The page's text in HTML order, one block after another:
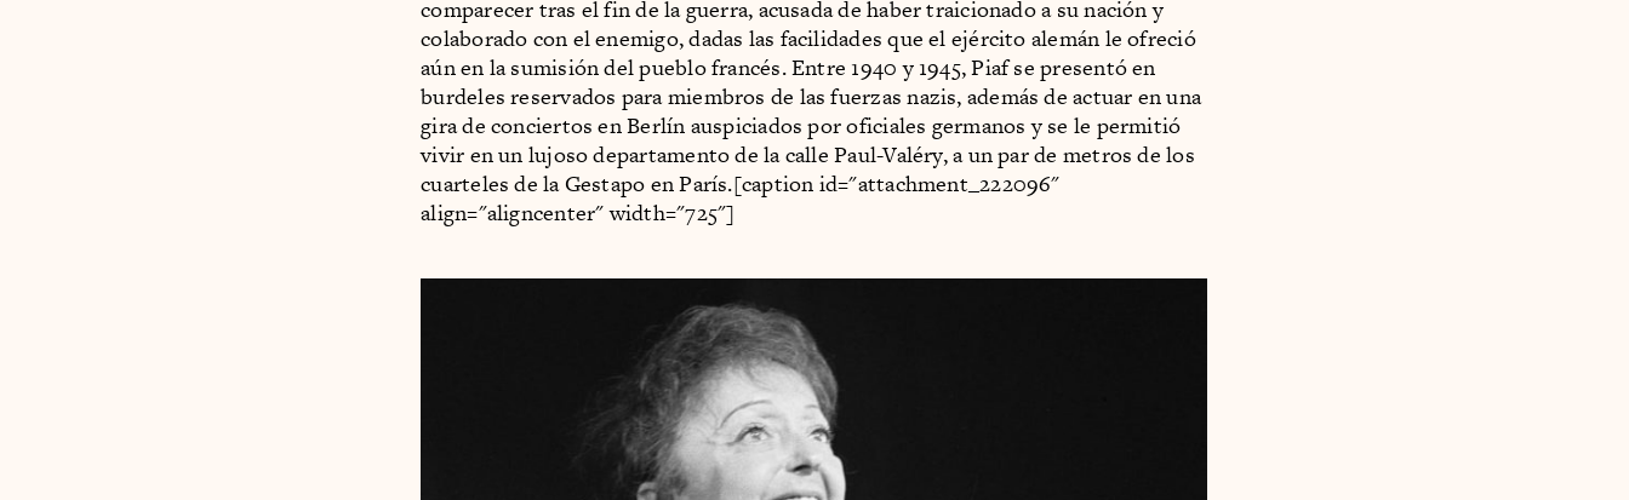
comparecer tras el fin de la guerra, acusada de haber traicionado a su nación y
colaborado con el enemigo, dadas las facilidades que el ejército alemán le ofreció
aún en la sumisión del pueblo francés. Entre 1940 y 1945, Piaf se presentó en
burdeles reservados para miembros de las fuerzas nazis, además de actuar en una
gira de conciertos en Berlín auspiciados por oficiales germanos y se le permitió
vivir en un lujoso departamento de la calle Paul-Valéry, a un par de metros de los
cuarteles de la Gestapo en París.[caption id="attachment_222096"
align="aligncenter" width="725"]